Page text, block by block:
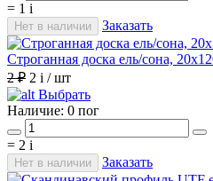
= 1 i
Нет в наличии Заказать
Строганная доска ель/сона,
2 ₽ 2 i / шт
Выбрать
Наличие: 0 пог
= 2 i
Нет в наличии Заказать